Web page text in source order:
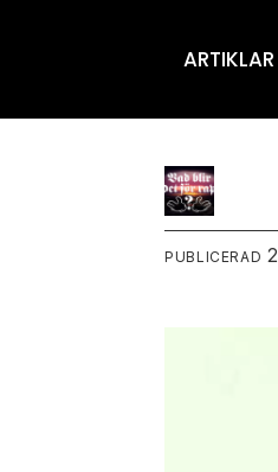
ARTIKLAR
PUBLICERAD